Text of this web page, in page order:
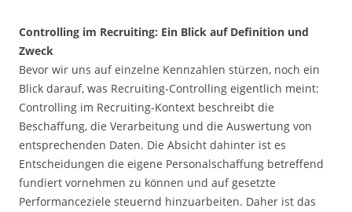
Controlling im Recruiting: Ein Blick auf Definition und
Zweck
Bevor wir uns auf einzelne Kennzahlen stürzen, noch ein
Blick darauf, was Recruiting-Controlling eigentlich meint:
Controlling im Recruiting-Kontext beschreibt die
Beschaffung, die Verarbeitung und die Auswertung von
entsprechenden Daten. Die Absicht dahinter ist es
Entscheidungen die eigene Personalschaffung betreffend
fundiert vornehmen zu können und auf gesetzte
Performanceziele steuernd hinzuarbeiten. Daher ist das